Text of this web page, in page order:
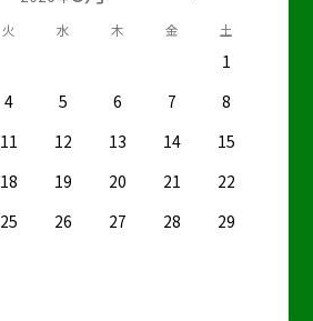
火 水 木 金 土
1
4 5 6 7
8
11 12 13 14
15
18 19 20 21
22
25 26 27 28
29